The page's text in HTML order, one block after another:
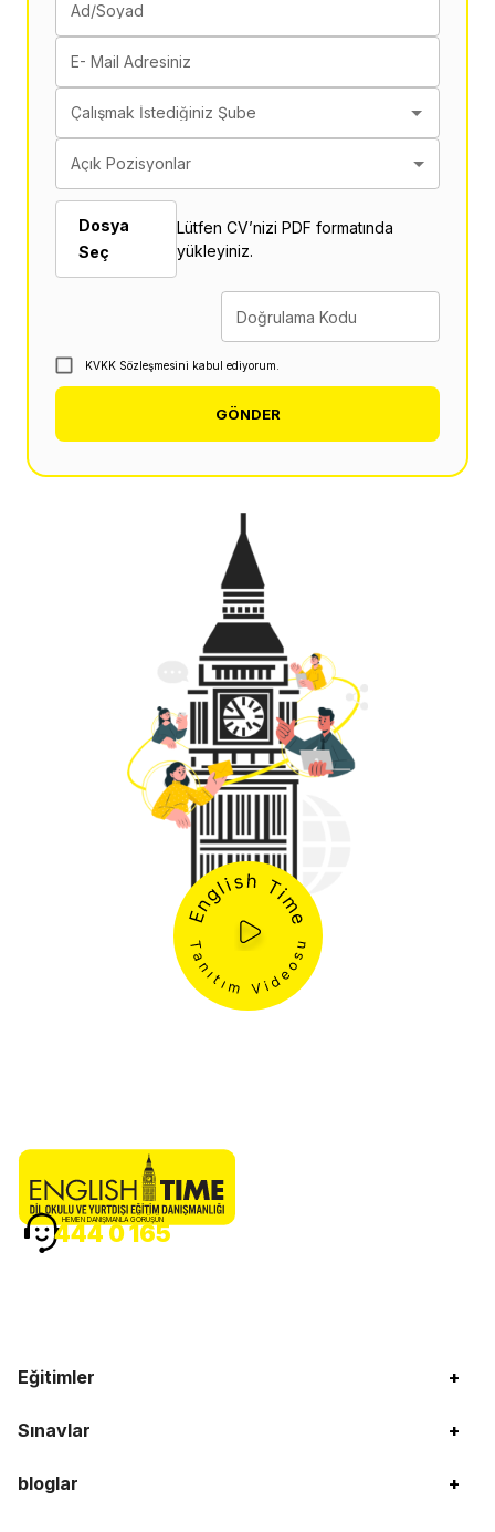
Ad/Soyad
E- Mail Adresiniz
Çalışmak İstediğiniz Şube
Açık Pozisyonlar
Dosya
Seç
Lütfen CV’nizi PDF formatında
yükleyiniz.
Doğrulama Kodu
KVKK Sözleşmesini kabul ediyorum.
GÖNDER
Eğitimler +
Sınavlar +
bloglar +
HEMEN DANIŞMANLA GÖRÜŞÜN
444 0 165